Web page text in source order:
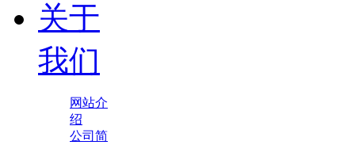
关于
我们
网站介
绍
公司简